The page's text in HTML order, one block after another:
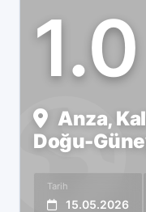
Anza,
Doğu-
Tarih
15.05.2026